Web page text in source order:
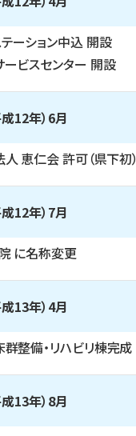
ーション中込 開設
ビスセンター 開設
12年）6月
恵仁会 許可（県下初）
12年）7月
に名称変更
13年）4月
整備・リハビリ棟完成
13年）8月